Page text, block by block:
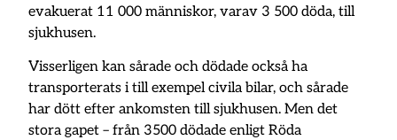
evakuerat 11 000 människor, varav 3 500 döda, till
sjukhusen.
Visserligen kan sårade och dödade också ha
transporterats i till exempel civila bilar, och sårade
har dött efter ankomsten till sjukhusen. Men det
stora gapet – från 3500 dödade enligt Röda